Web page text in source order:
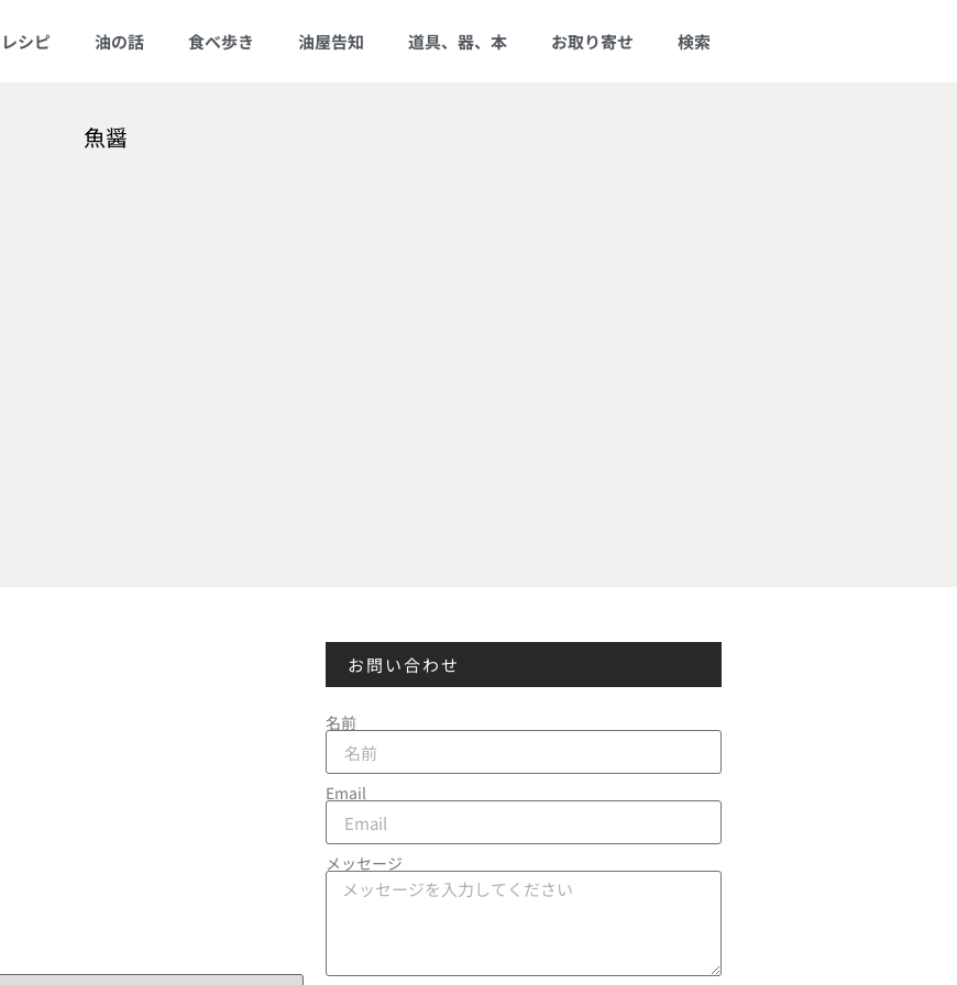
レシピ 油の話 食べ歩き 油屋告知 道具、器、本 お取り寄せ 検索
魚醤
お問い合わせ
名前
Email
メッセージ